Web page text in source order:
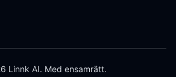
Linnk AI. Med ensamrätt.